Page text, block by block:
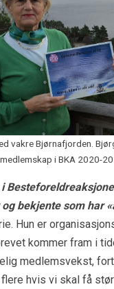
vakre Bjørnafjorden.
i BKA 2020-
bekjente som har
Hun er
kommer fram i
medlemsvekst,
flere hvis vi skal få